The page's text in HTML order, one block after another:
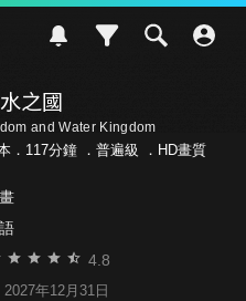
之國
and Water Kingdom
．117分鐘 ． 普遍級 ．HD畫質
4.8
年12月31日